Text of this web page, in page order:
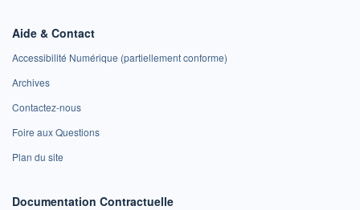
Aide & Contact
Accessibilité Numérique (partiellement conforme)
Archives
Contactez-nous
Foire aux Questions
Plan du site
Documentation Contractuelle